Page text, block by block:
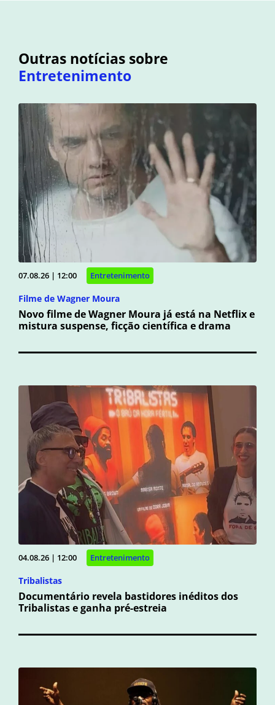
Outras notícias sobre
Entretenimento
07.08.26 | 12:00 Entretenimento
Filme de Wagner Moura
Novo filme de Wagner Moura já está na Netflix e
mistura suspense, ficção científica e drama
04.08.26 | 12:00 Entretenimento
Tribalistas
Documentário revela bastidores inéditos dos
Tribalistas e ganha pré-estreia